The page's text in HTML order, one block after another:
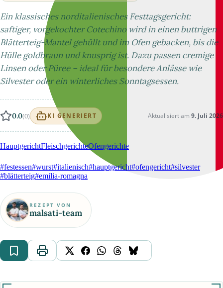
Ein klassisches norditalienisches Festtagsgericht:
saftiger, vorgekochter Cotechino wird in einen buttrigen
Blätterteig-Mantel gehüllt und im Ofen gebacken, bis die
Hülle goldbraun und knusprig ist. Dazu passen cremige
Linsen oder Püree – ideal für besondere Anlässe wie
Silvester oder ein winterliches Sonntagsessen.
0.0(0) KI GENERIERT Aktualisiert am 9. Juli 2026
HauptgerichtFleischgerichteOfengerichte
#festessen#wurst#italienisch#hauptgericht#ofengericht#silvester
#blätterteig#emilia-romagna
REZEPT VON
malsati-team